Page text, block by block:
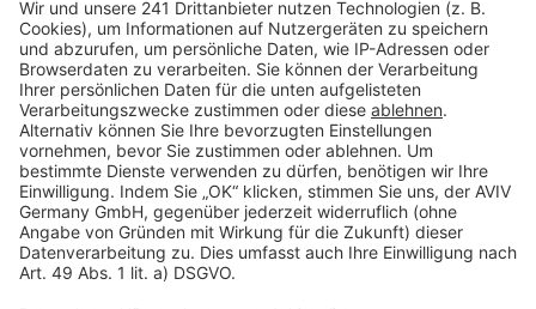
Barrierefreiheit
Cookie Einstellungen
Rechtliches
AGB-Übersicht
Datenschutz
Impressum